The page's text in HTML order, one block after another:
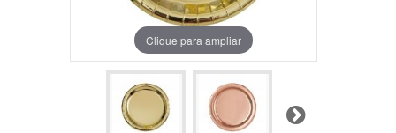
Clique para ampliar
Próximo